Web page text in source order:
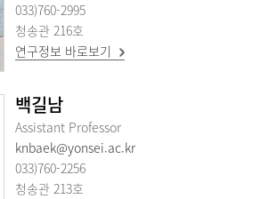
033)760-2995
청송관 216호
연구정보 바로보기
백길남
Assistant Professor
knbaek@yonsei.ac.kr
033)760-2256
청송관 213호